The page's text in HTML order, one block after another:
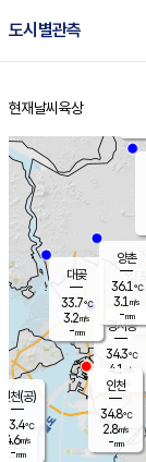
도시별관측
홈
현재날씨 육상
의도
경서동
34.3℃
4.1 m/s
-mm
대곶
33.7℃
3.2m/s
-mm
양촌
36.1℃
3.1 m/s
-mm
인천(공)
33.4℃
4.6m/s
-mm
인천
34.8℃
2.8m/s
-mm